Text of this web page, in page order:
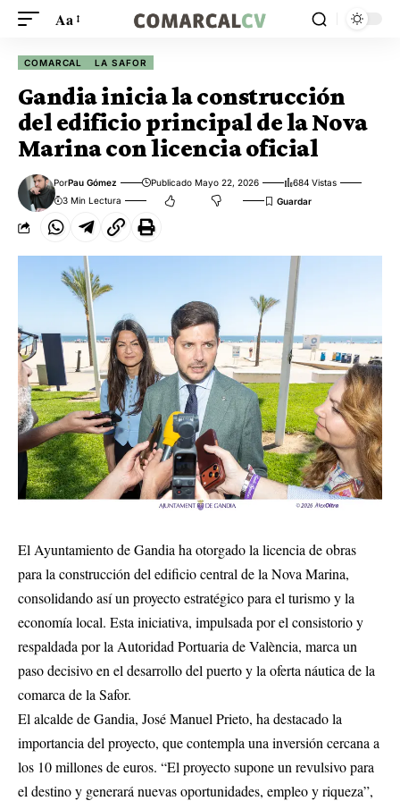
Aa
COMARCAL LA SAFOR
Gandia inicia la construcción
del edificio principal de la Nova
Marina con licencia oficial
PorPau Gómez Publicado Mayo 22, 2026
684 Vistas
3 Min Lectura
El Ayuntamiento de Gandia ha otorgado la licencia de obras
para la construcción del edificio central de la Nova Marina,
consolidando así un proyecto estratégico para el turismo y la
economía local. Esta iniciativa, impulsada por el consistorio y
respaldada por la Autoridad Portuaria de València, marca un
paso decisivo en el desarrollo del puerto y la oferta náutica de la
comarca de la Safor.
El alcalde de Gandia, José Manuel Prieto, ha destacado la
importancia del proyecto, que contempla una inversión cercana a
los 10 millones de euros. “El proyecto supone un revulsivo para
el destino y generará nuevas oportunidades, empleo y riqueza”,